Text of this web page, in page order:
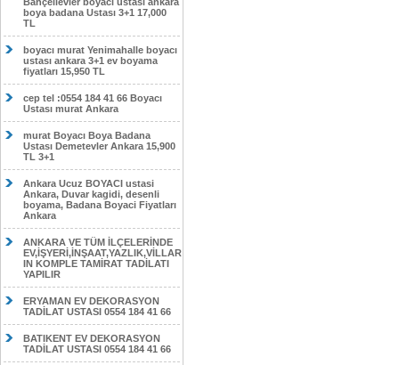
boya badana Ustası 3+1 17,000
TL
boyacı murat Yenimahalle boyacı
ustası ankara 3+1 ev boyama
fiyatları 15,950 TL
cep tel :0554 184 41 66 Boyacı
Ustası murat Ankara
murat Boyacı Boya Badana
Ustası Demetevler Ankara 15,900
TL 3+1
Ankara Ucuz BOYACI ustasi
Ankara, Duvar kagidi, desenli
boyama, Badana Boyaci Fiyatları
Ankara
ANKARA VE TÜM İLÇELERİNDE
EV,İŞYERİ,İNŞAAT,YAZLIK,VİLLAR
IN KOMPLE TAMİRAT TADİLATI
YAPILIR
ERYAMAN EV DEKORASYON
TADİLAT USTASI 0554 184 41 66
BATIKENT EV DEKORASYON
TADİLAT USTASI 0554 184 41 66